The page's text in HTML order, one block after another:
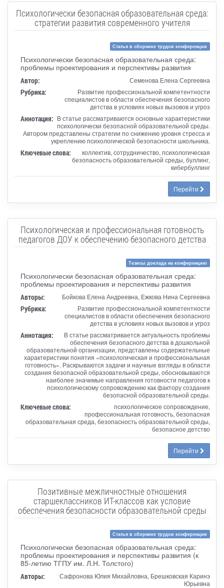
Психологически безопасная образовательная среда:
стратегии развития современного учителя
Статья в сборнике трудов конференции
Психологически безопасная образовательная среда:
проблемы проектирования и перспективы развития
Автор: Семенова Елена Сергеевна
Рубрика:
Развитие профессиональной компетентности
специалистов в области обеспечения безопасного
детства в условиях новых вызовов и угроз
Аннотация: В статье рассматриваются основные характеристики
психологически безопасной образовательной среды.
Автором представлены стратегии по снижению уровня стресса и
укреплению психологической безопасности школьника.
Ключевые слова:
коллектив, сотрудничество, психологическая
безопасность образовательной среды, буллинг,
кибербуллинг
Перейти
Психологическая и профессиональная готовность
педагогов ДОУ к обеспечению безопасного детства
Тезисы доклада на конференцию
Психологически безопасная образовательная среда:
проблемы проектирования и перспективы развития
Авторы: Бойкова Елена Андреевна, Ежкова Нина Сергеевна
Рубрика:
Развитие профессиональной компетентности
специалистов в области обеспечения безопасного
детства в условиях новых вызовов и угроз
Аннотация:
В статье рассматривается актуальность проблемы
обеспечения безопасного детства в дошкольной
образовательной организации, представлены содержательные
характеристики понятия «психологическая и профессиональная
готовность». Раскрываются задачи и научные взгляды в области
создания безопасной образовательной среды, обосновываются
наиболее значимые направления готовности педагогов к
психологическому сопровождению как фактору создания
безопасной образовательной среды.
Ключевые слова:
психологическое сопровождение,
профессиональная готовность, безопасная
образовательная среда, безопасность образовательной среды,
безопасное детство
Перейти
Позитивные межличностные отношения
старшеклассников ИТ-классов как условие
обеспечения безопасности образовательной среды
Статья в сборнике трудов конференции
Психологически безопасная образовательная среда:
проблемы проектирования и перспективы развития (к
85-летию ТГПУ им. Л.Н. Толстого)
Авторы:
Сафронова Юлия Михайловна, Брешковская Каринэ
Юрьевна